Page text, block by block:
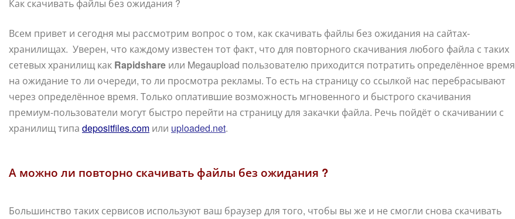
Как скачивать файлы без ожидания ?
Всем привет и сегодня мы рассмотрим вопрос о том, как скачивать файлы без ожидания на сайтах-
хранилищах. Уверен, что каждому известен тот факт, что для повторного скачивания любого файла с таких
сетевых хранилищ как Rapidshare или Megaupload пользователю приходится потратить определённое время
на ожидание то ли очереди, то ли просмотра рекламы. То есть на страницу со ссылкой нас перебрасывают
через определённое время. Только оплатившие возможность мгновенного и быстрого скачивания
премиум-пользователи могут быстро перейти на страницу для закачки файла. Речь пойдёт о скачивании с
хранилищ типа depositfiles.com или uploaded.net.
А можно ли повторно скачивать файлы без ожидания ?
Большинство таких сервисов используют ваш браузер для того, чтобы вы же и не смогли снова скачивать